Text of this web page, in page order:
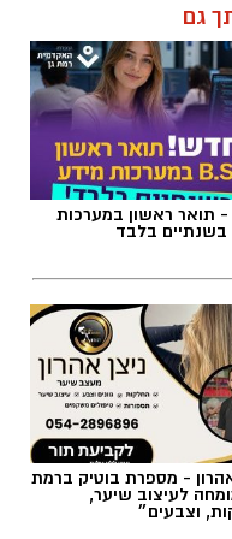
גם
תואר ראשון במערכות
בשנתיים בלבד
אהרון - מספרת בוטיק ברמת
לעיצוב שיער,
וצבעים״